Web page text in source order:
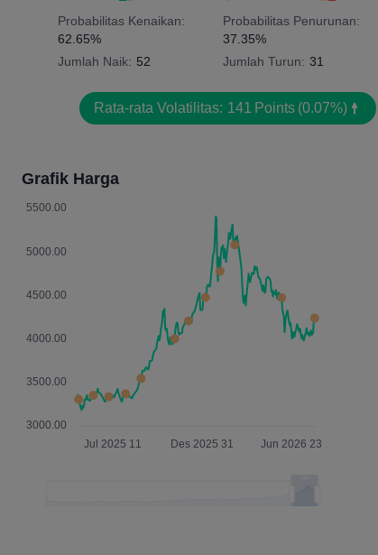
Probabilitas Kenaikan:
62.65%
Jumlah Naik: 52
Probabilitas Penurunan:
37.35%
Jumlah Turun: 31
Rata-rata Volatilitas: 141 Points (0.07%)
Grafik Harga